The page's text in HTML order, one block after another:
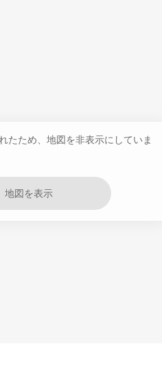
たため、地図を非表示にしていま
地図を表示